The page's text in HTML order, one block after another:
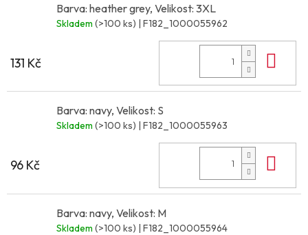
Barva: heather grey, Velikost: 3XL
Skladem (>100 ks) | F182_1000055962
131 Kč
Barva: navy, Velikost: S
Skladem (>100 ks) | F182_1000055963
96 Kč
Barva: navy, Velikost: M
Skladem (>100 ks) | F182_1000055964